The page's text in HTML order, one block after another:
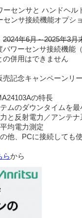
ーセンサと ハンドヘル
センサ接続機能オプシ
2024年6月～2025年3月
ワーセンサ接続機能（
用はできません
記念キャンペーンリ
の特長
ムのダウンタイムを
と反射電力／アンテナ
均電力測定
他、
PCに接続しても
らから